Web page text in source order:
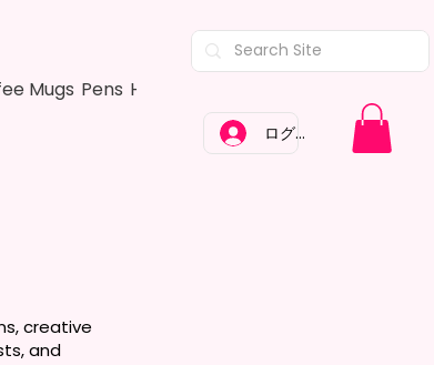
Mugs Pens Hair Bows
ログイン
creative
and